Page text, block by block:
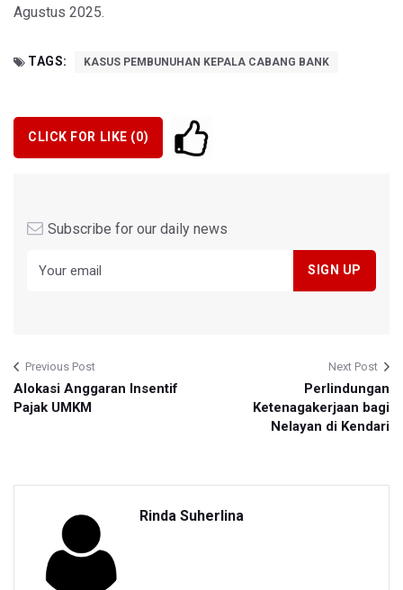
Agustus 2025.
TAGS: KASUS PEMBUNUHAN KEPALA CABANG BANK
CLICK FOR LIKE (0)
Subscribe for our daily news
Previous Post
Alokasi Anggaran Insentif
Pajak UMKM
Next Post
Perlindungan
Ketenagakerjaan bagi
Nelayan di Kendari
Rinda Suherlina